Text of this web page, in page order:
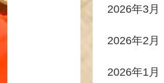
2026年3月
2026年2月
2026年1月